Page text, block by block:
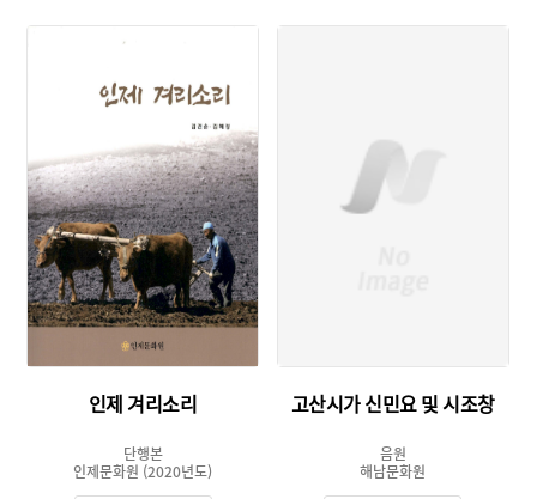
생산 :
소장 :
인제 겨리소리
단행본
인제문화원 (2020년도)
고산시가 신민요 및 시조창
음원
해남문화원